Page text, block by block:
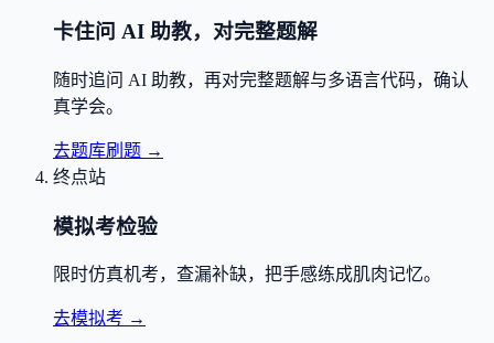
卡住问 AI 助教，对完整题解
随时追问 AI 助教，再对完整题解与多语言代码，确认
真学会。
去题库刷题 →
终点站
模拟考检验
限时仿真机考，查漏补缺，把手感练成肌肉记忆。
去模拟考 →